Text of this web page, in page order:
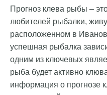
Прогноз клева рыбы –
любителей рыбалки,
расположенном в
успешная рыбалка
одним из ключевых
рыба будет активно
информация о прогнозе